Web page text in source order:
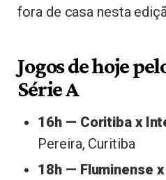
fora de casa nesta
Jogos de hoje
Série A
16h — Coritiba x
Pereira, Curitiba
18h — Fluminense